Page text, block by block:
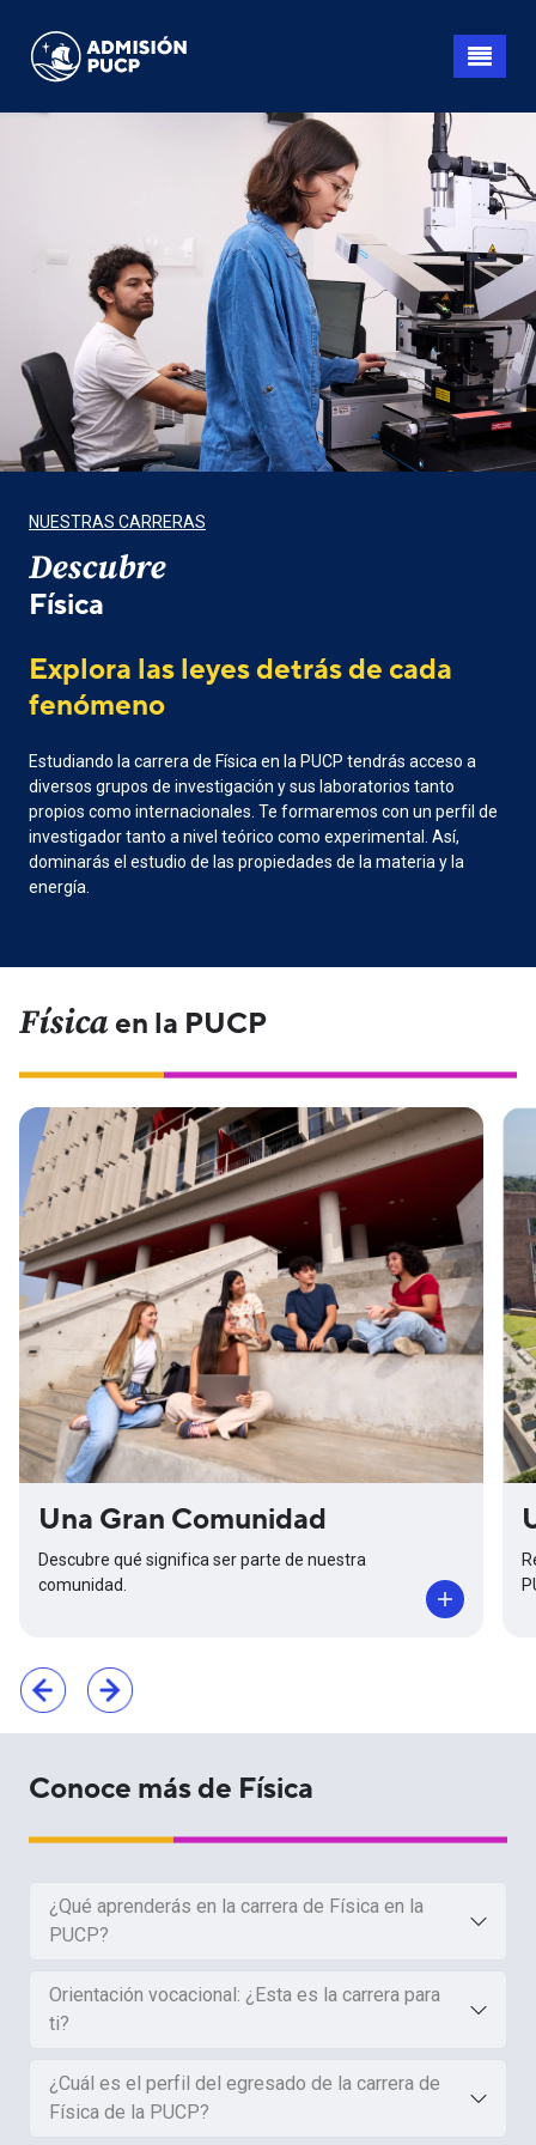
contenido
principal
NUESTRAS CARRERAS
Descubre
Física
Explora las leyes detrás de cada
fenómeno
Estudiando la carrera de Física en la PUCP tendrás acceso a
diversos grupos de investigación y sus laboratorios tanto
propios como internacionales . Te formaremos con un perfil de
investigador tanto a nivel teórico como experimental. Así,
dominarás el estudio de las propiedades de la materia y la
energía.
Físicaen la PUCP
Una Gran Comunidad
Descubre qué significa ser parte de nuestra
comunidad.
Conoce más de Física
¿Qué aprenderás en la carrera de Física en la
PUCP?
Orientación vocacional: ¿Esta es la carrera para
ti?
¿Cuál es el perfil del egresado de la carrera de
Física de la PUCP?